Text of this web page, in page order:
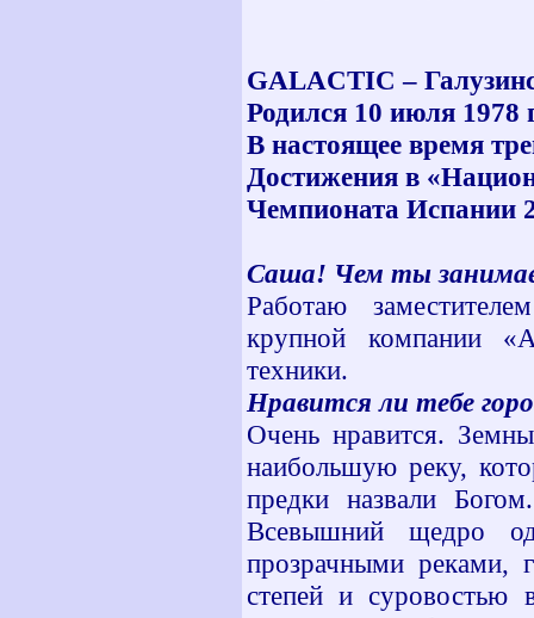
GALACTIC –
Родился 10 июля 1978
В настоящее время
Достижения в
Чемпионата Испании
Саша! Чем ты
Работаю
крупной компании
техники.
Нравится ли тебе
Очень нравится.
наибольшую реку,
предки назвали
Всевышний щедро
прозрачными реками,
степей и суровостью